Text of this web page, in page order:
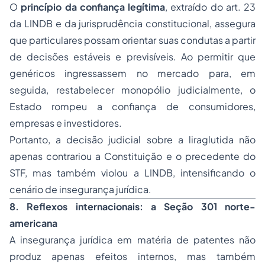
O princípio da confiança legítima, extraído do art. 23
da LINDB e da jurisprudência constitucional, assegura
que particulares possam orientar suas condutas a partir
de decisões estáveis e previsíveis. Ao permitir que
genéricos ingressassem no mercado para, em
seguida, restabelecer monopólio judicialmente, o
Estado rompeu a confiança de consumidores,
empresas e investidores.
Portanto, a decisão judicial sobre a liraglutida não
apenas contrariou a Constituição e o precedente do
STF, mas também violou a LINDB, intensificando o
cenário de insegurança jurídica.
8. Reflexos internacionais: a Seção 301 norte-
americana
A insegurança jurídica em matéria de patentes não
produz apenas efeitos internos, mas também